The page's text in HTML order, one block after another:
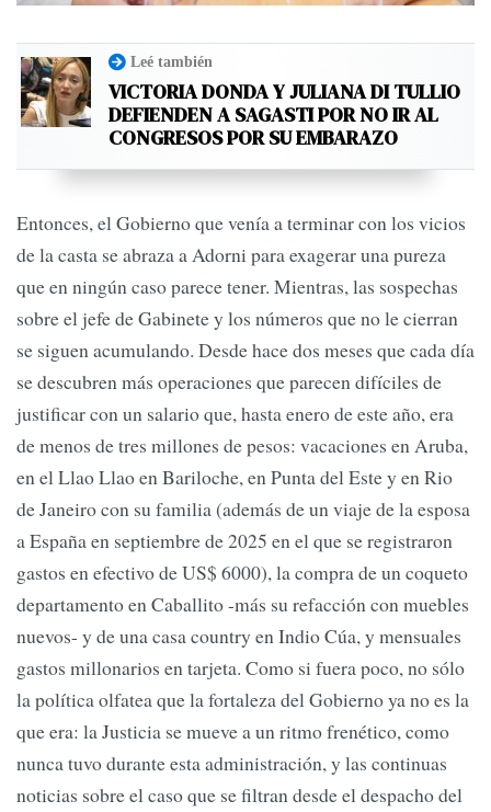
Leé también
VICTORIA DONDA Y JULIANA DI TULLIO
DEFIENDEN A SAGASTI POR NO IR AL
CONGRESOS POR SU EMBARAZO
Entonces, el Gobierno que venía a terminar con los vicios
de la casta se abraza a Adorni para exagerar una pureza
que en ningún caso parece tener. Mientras, las sospechas
sobre el jefe de Gabinete y los números que no le cierran
se siguen acumulando. Desde hace dos meses que cada día
se descubren más operaciones que parecen difíciles de
justificar con un salario que, hasta enero de este año, era
de menos de tres millones de pesos: vacaciones en Aruba,
en el Llao Llao en Bariloche, en Punta del Este y en Rio
de Janeiro con su familia (además de un viaje de la esposa
a España en septiembre de 2025 en el que se registraron
gastos en efectivo de US$ 6000), la compra de un coqueto
departamento en Caballito -más su refacción con muebles
nuevos- y de una casa country en Indio Cúa, y mensuales
gastos millonarios en tarjeta. Como si fuera poco, no sólo
la política olfatea que la fortaleza del Gobierno ya no es la
que era: la Justicia se mueve a un ritmo frenético, como
nunca tuvo durante esta administración, y las continuas
noticias sobre el caso que se filtran desde el despacho del